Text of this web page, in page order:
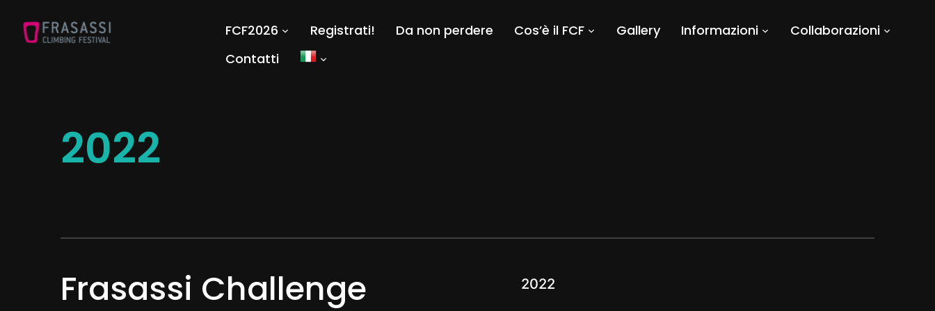
FCF2026 Registrati! Da non perdere Cos’è il FCF Gallery Informazioni
Collaborazioni
Contatti
2022
Frasassi Challenge 2022